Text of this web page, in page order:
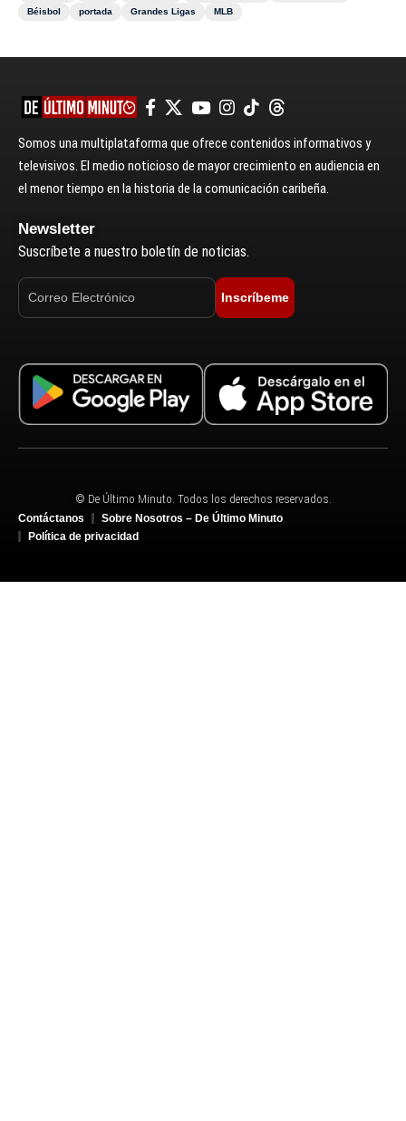
Béisbol
portada Grandes Ligas MLB
Somos una multiplataforma que ofrece contenidos informativos y
televisivos. El medio noticioso de mayor crecimiento en audiencia en
el menor tiempo en la historia de la comunicación caribeña.
Newsletter
Suscríbete a nuestro boletín de noticias.
Inscríbeme
© De Último Minuto. Todos los derechos reservados.
Contáctanos
Sobre Nosotros – De Último Minuto
Política de privacidad